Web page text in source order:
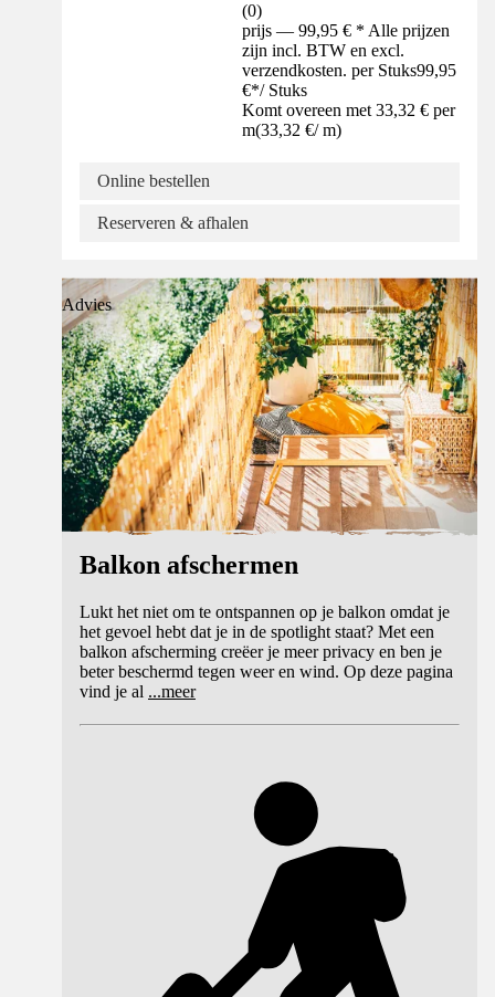
(0)
prijs — 99,95 € * Alle prijzen
zijn incl. BTW en excl.
verzendkosten. per Stuks99,95
€*/ Stuks
Komt overeen met 33,32 € per
m(33,32 €/ m)
Online bestellen
Reserveren & afhalen
Advies
Balkon afschermen
Lukt het niet om te ontspannen op je balkon omdat je
het gevoel hebt dat je in de spotlight staat? Met een
balkon afscherming creëer je meer privacy en ben je
beter beschermd tegen weer en wind. Op deze pagina
vind je al ...meer